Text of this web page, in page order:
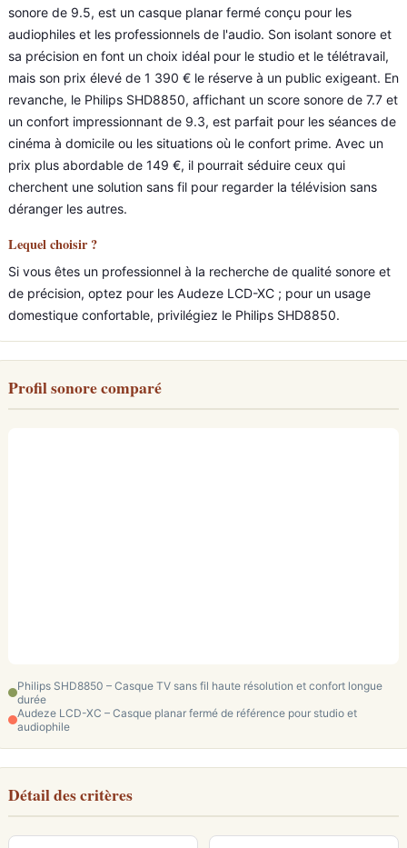
sonore de 9.5, est un casque planar fermé conçu pour les
audiophiles et les professionnels de l'audio. Son isolant sonore et
sa précision en font un choix idéal pour le studio et le télétravail,
mais son prix élevé de 1 390 € le réserve à un public exigeant. En
revanche, le Philips SHD8850, affichant un score sonore de 7.7 et
un confort impressionnant de 9.3, est parfait pour les séances de
cinéma à domicile ou les situations où le confort prime. Avec un
prix plus abordable de 149 €, il pourrait séduire ceux qui
cherchent une solution sans fil pour regarder la télévision sans
déranger les autres.
Lequel choisir ?
Si vous êtes un professionnel à la recherche de qualité sonore et
de précision, optez pour les Audeze LCD-XC ; pour un usage
domestique confortable, privilégiez le Philips SHD8850.
Profil sonore comparé
Philips SHD8850 – Casque TV sans fil haute résolution et confort longue
durée
Audeze LCD-XC – Casque planar fermé de référence pour studio et
audiophile
Détail des critères